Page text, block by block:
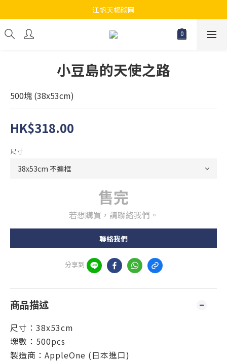
江帆天楊砌圖
江帆天楊砌圖
為你提供最全面砌圖
江帆天楊砌圖
小豆島的天使之路
500塊 (38x53cm)
HK$318.00
尺寸
售完
若想購買，請聯絡我們。
聯絡我們
分享到
商品描述
尺寸：38x53cm
塊數：500pcs
製造商：AppleOne (日本進口)